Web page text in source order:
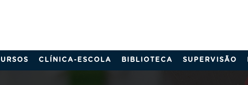
CLÍNICA-ESCOLA BIBLIOTECA SUPERVISÃO